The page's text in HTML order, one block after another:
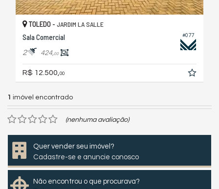
#077
TOLEDO - JARDIM LA SALLE
Sala Comercial
2 424,00
R$ 12.500, 00
1 imóvel encontrado
(nenhuma avaliação)
Quer vender seu imóvel?
Cadastre-se e anuncie conosco
Não encontrou o que procurava?